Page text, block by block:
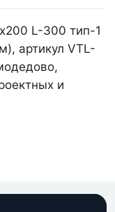
L-300 тип-1
артикул VTL-
и